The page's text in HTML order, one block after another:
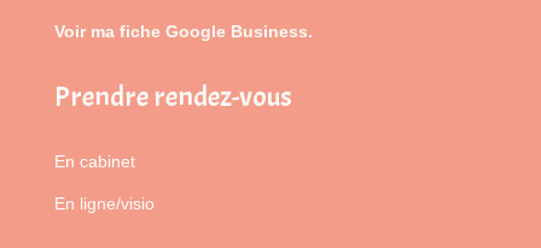
Voir ma fiche Google Business.
Prendre rendez-vous
En cabinet
En ligne/visio